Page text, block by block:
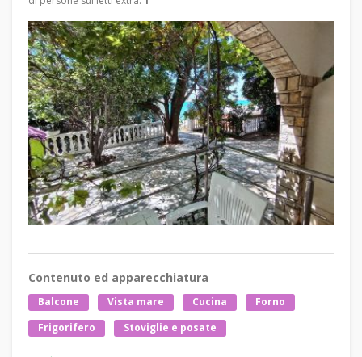
Contenuto ed apparecchiatura
Balcone Vista mare Cucina
Forno
Frigorifero
Stoviglie e posate